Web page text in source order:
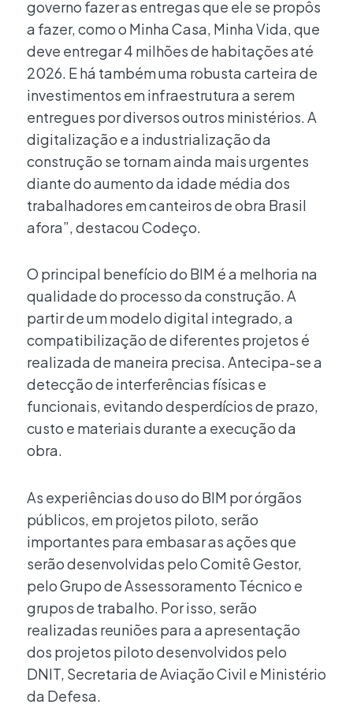
governo fazer as entregas que ele se propôs
a fazer, como o Minha Casa, Minha Vida, que
deve entregar 4 milhões de habitações até
2026. E há também uma robusta carteira de
investimentos em infraestrutura a serem
entregues por diversos outros ministérios. A
digitalização e a industrialização da
construção se tornam ainda mais urgentes
diante do aumento da idade média dos
trabalhadores em canteiros de obra Brasil
afora”, destacou Codeço.
O principal benefício do BIM é a melhoria na
qualidade do processo da construção. A
partir de um modelo digital integrado, a
compatibilização de diferentes projetos é
realizada de maneira precisa. Antecipa-se a
detecção de interferências físicas e
funcionais, evitando desperdícios de prazo,
custo e materiais durante a execução da
obra.
As experiências do uso do BIM por órgãos
públicos, em projetos piloto, serão
importantes para embasar as ações que
serão desenvolvidas pelo Comitê Gestor,
pelo Grupo de Assessoramento Técnico e
grupos de trabalho. Por isso, serão
realizadas reuniões para a apresentação
dos projetos piloto desenvolvidos pelo
DNIT, Secretaria de Aviação Civil e Ministério
da Defesa.